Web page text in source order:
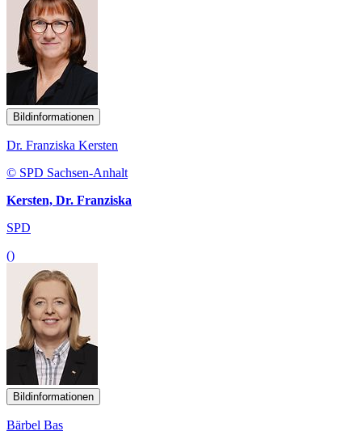
Bildinformationen
Dr. Franziska Kersten
© SPD Sachsen-Anhalt
Kersten, Dr. Franziska
SPD
()
Bildinformationen
Bärbel Bas